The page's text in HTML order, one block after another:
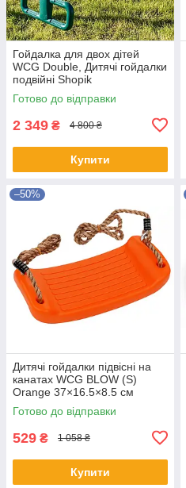
Гойдалка для двох дітей
WCG Double, Дитячі гойдалки
подвійні Shopik
Готово до відправки
2 349 ₴ 4 800 ₴
Купити
–50%
Дитячі гойдалки підвісні на
канатах WCG BLOW (S)
Orange 37×16.5×8.5 см
дитяча гойдалка для саду та
веранди
Готово до відправки
529 ₴ 1 058 ₴
Купити